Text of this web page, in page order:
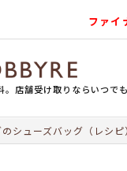
ファ
店舗受け取りならいつで
シューズバッグ（レシピ